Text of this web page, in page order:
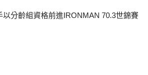
以分齡組資格前進IRONMAN 70.3世錦賽